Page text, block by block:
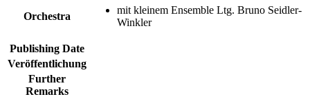
Orchestra
mit kleinem Ensemble Ltg. Bruno Seidler-
Winkler
Publishing Date
Veröffentlichung
Further
Remarks